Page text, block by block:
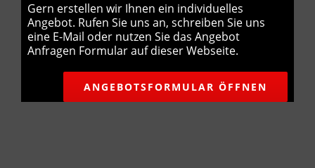
Gern erstellen wir Ihnen ein individuelles
Angebot. Rufen Sie uns an, schreiben Sie uns
eine E-Mail oder nutzen Sie das Angebot
Anfragen Formular auf dieser Webseite.
ANGEBOTSFORMULAR ÖFFNEN